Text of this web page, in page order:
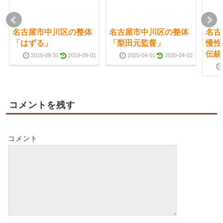
名古屋市中川区の整体
「はずる」
2019-08-31 2019-09-01
名古屋市中川区の整体
「梨田元監督」
2020-04-01 2020-04-02
名
慢
伝
コメントを残す
コメント